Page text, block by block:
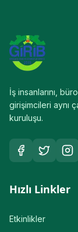
İş insanlarını,
girişimcileri aynı
kuruluşu.
Hızlı Linkler
Etkinlikler